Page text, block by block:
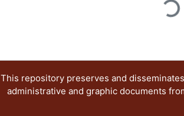
Loading...
This repository preserves and
administrative and graphic documents